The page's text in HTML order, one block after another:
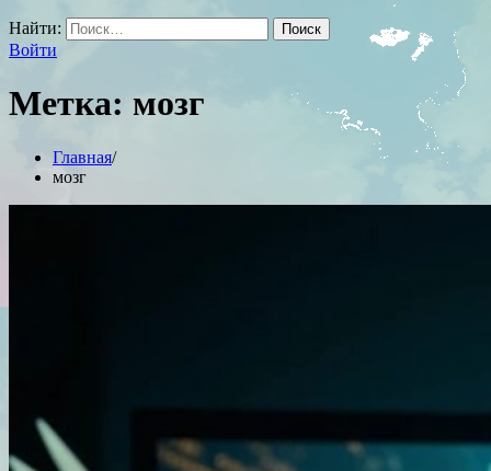
Найти:
Войти
Метка: мозг
Главная
мозг